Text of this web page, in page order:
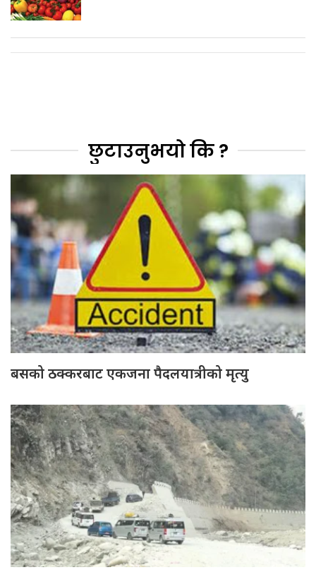
छुटाउनुभयो कि ?
बसको ठक्करबाट एकजना पैदलयात्रीको मृत्यु